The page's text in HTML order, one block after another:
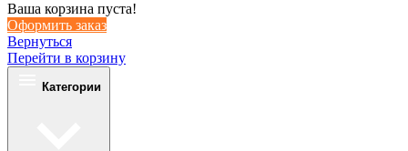
Ваша корзина пуста!
Оформить заказ
Вернуться
Перейти в корзину
Категории